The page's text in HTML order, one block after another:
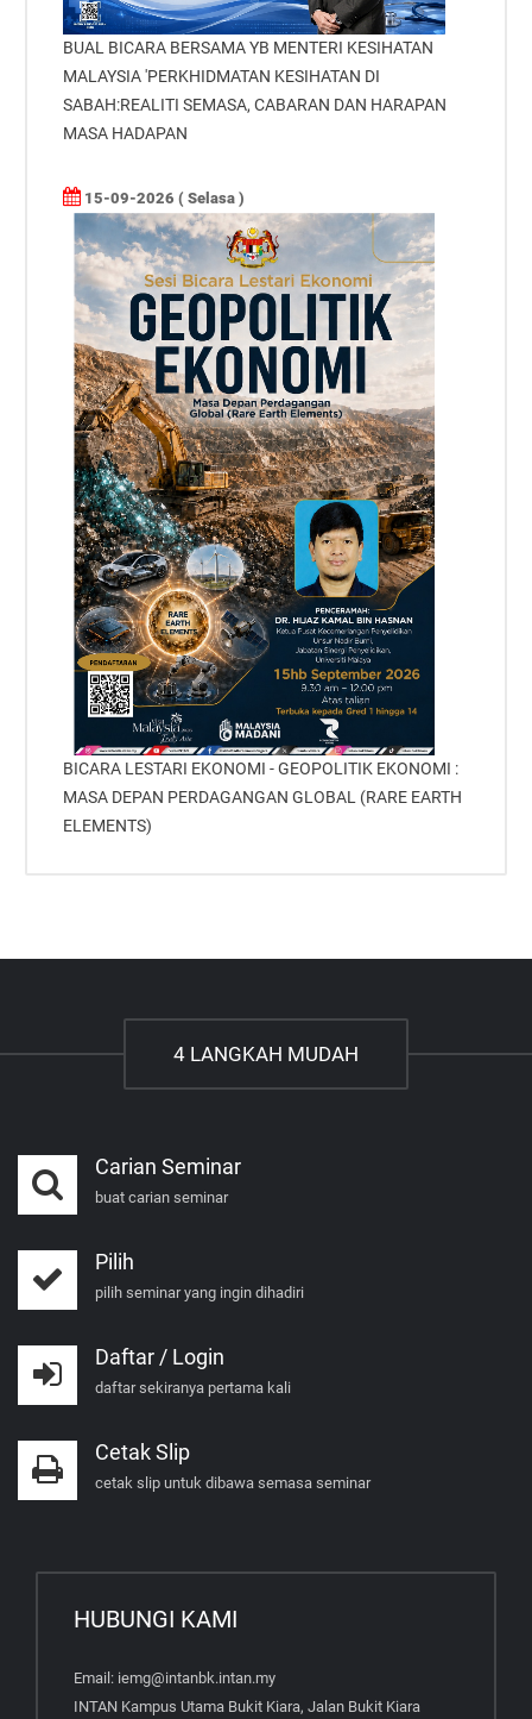
BUAL BICARA BERSAMA YB MENTERI KESIHATAN
MALAYSIA 'PERKHIDMATAN KESIHATAN DI
SABAH:REALITI SEMASA, CABARAN DAN HARAPAN
MASA HADAPAN
15-09-2026 ( Selasa )
BICARA LESTARI EKONOMI - GEOPOLITIK EKONOMI :
MASA DEPAN PERDAGANGAN GLOBAL (RARE EARTH
ELEMENTS)
4 LANGKAH MUDAH
Carian Seminar
buat carian seminar
Pilih
pilih seminar yang ingin dihadiri
Daftar / Login
daftar sekiranya pertama kali
Cetak Slip
cetak slip untuk dibawa semasa seminar
HUBUNGI KAMI
Email: iemg@intanbk.intan.my
INTAN Kampus Utama Bukit Kiara, Jalan Bukit Kiara